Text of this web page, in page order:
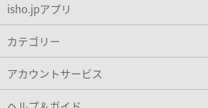
isho.jpアプリ
カテゴリー
アカウントサービス